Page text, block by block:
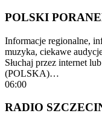
POLSKI
Informacje regionalne,
muzyka, ciekawe
Słuchaj przez internet
(POLSKA)…
06:00
RADIO